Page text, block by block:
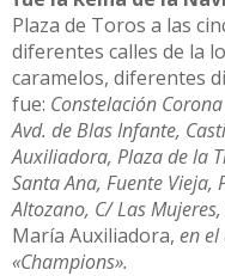
Plaza de Toros a las
diferentes calles de la
caramelos, diferentes
fue: Constelación
Avd. de Blas Infante,
Auxiliadora, Plaza de la
Santa Ana, Fuente Vieja,
Altozano, C/ Las
María Auxiliadora, en
«Champions».